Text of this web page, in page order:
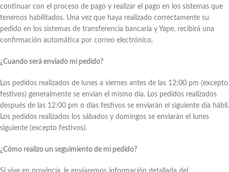
continuar con el proceso de pago y realizar el pago en los sistemas que
tenemos habilitados. Una vez que haya realizado correctamente su
pedido en los sistemas de transferencia bancaria y Yape, recibirá una
confirmación automática por correo electrónico.
¿Cuando será enviado mi pedido?
Los pedidos realizados de lunes a viernes antes de las 12:00 pm (excepto
festivos) generalmente se envían el mismo día. Los pedidos realizados
después de las 12:00 pm o días festivos se enviarán el siguiente día hábil.
Los pedidos realizados los sábados y domingos se enviarán el lunes
siguiente (excepto festivos).
¿Cómo realizo un seguimiento de mi pedido?